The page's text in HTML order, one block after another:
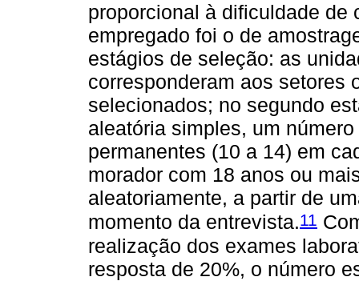
proporcional à dificuldade de
empregado foi o de
estágios de seleção: as
corresponderam aos setores
selecionados; no segundo
aleatória simples, um
permanentes (10 a 14) em
morador com 18 anos ou
aleatoriamente, a partir de
momento da entrevista.11
realização dos exames
resposta de 20%, o número